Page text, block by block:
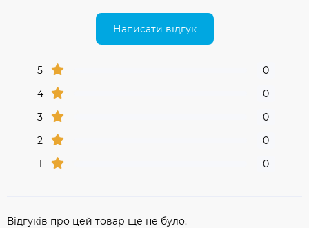
Написати відгук
5
0
4
0
3
0
2
0
1
0
Відгуків про цей товар ще не було.